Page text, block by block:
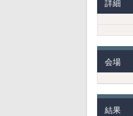
会場
結果